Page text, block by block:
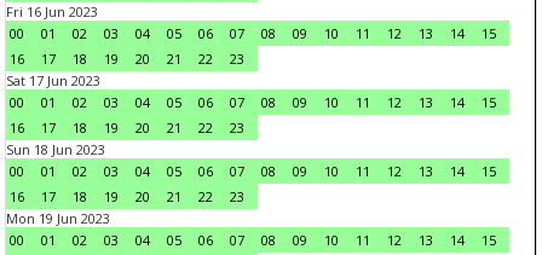
Fri 16 Jun 2023
00
01 02 03 04 05 06 07 08 09 10 11 12 13 14
15
16
17 18 19 20 21 22
23
Sat 17 Jun 2023
00
01 02 03 04 05 06 07 08 09 10 11 12 13 14
15
16
17 18 19 20 21 22
23
Sun 18 Jun 2023
00
01 02 03 04 05 06 07 08 09 10 11 12 13 14
15
16
17 18 19 20 21 22
23
Mon 19 Jun 2023
00
01 02 03 04 05 06 07 08 09 10 11 12 13 14
15